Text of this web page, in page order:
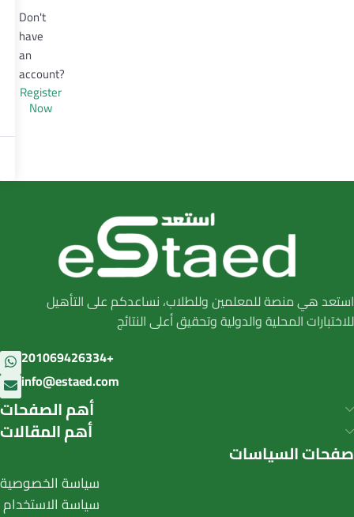
Don't
have
an
account?
Register
Now
استعد هي منصة للمعلمين وللطلاب، نساعدكم على التأهيل
للاختبارات المحلية والدولية وتحقيق أعلى النتائج
201069426334+
info@estaed.com
أهم الصفحات
أهم المقالات
صفحات السياسات
سياسة الخصوصية
سياسة الاستخدام